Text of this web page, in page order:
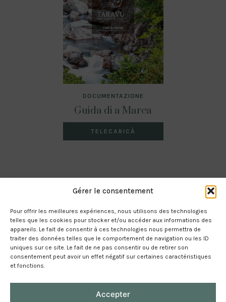
Gérer le consentement
Pour offrir les meilleures expériences, nous utilisons des technologies
telles que les cookies pour stocker et/ou accéder aux informations des
appareils. Le fait de consentir à ces technologies nous permettra de
traiter des données telles que le comportement de navigation ou les ID
uniques sur ce site. Le fait de ne pas consentir ou de retirer son
consentement peut avoir un effet négatif sur certaines caractéristiques
et fonctions.
Accepter
DOCUMENTAZIONE
Guida di a Marca
TELECARICÀ
RGPD